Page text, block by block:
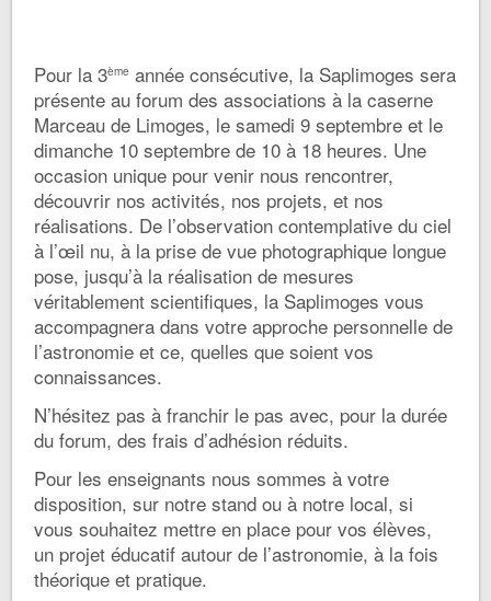
Pour la 3ème année consécutive, la Saplimoges sera
présente au forum des associations à la caserne
Marceau de Limoges, le samedi 9 septembre et le
dimanche 10 septembre de 10 à 18 heures. Une
occasion unique pour venir nous rencontrer,
découvrir nos activités, nos projets, et nos
réalisations. De l’observation contemplative du ciel
à l’œil nu, à la prise de vue photographique longue
pose, jusqu’à la réalisation de mesures
véritablement scientifiques, la Saplimoges vous
accompagnera dans votre approche personnelle de
l’astronomie et ce, quelles que soient vos
connaissances.
N’hésitez pas à franchir le pas avec, pour la durée
du forum, des frais d’adhésion réduits.
Pour les enseignants nous sommes à votre
disposition, sur notre stand ou à notre local, si
vous souhaitez mettre en place pour vos élèves,
un projet éducatif autour de l’astronomie, à la fois
théorique et pratique.